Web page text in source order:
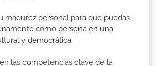
madurez personal para que puedas
como persona en una
y democrática.
las competencias clave de la